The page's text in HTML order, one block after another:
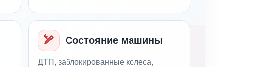
Состояние машины
ДТП, заблокированные колеса,